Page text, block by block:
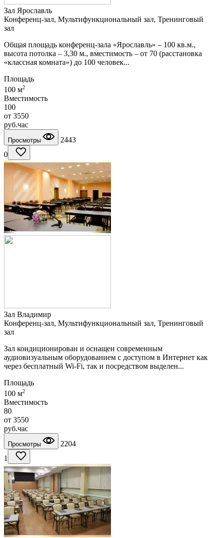
Зал Ярославль
Конференц-зал, Мультифункциональный зал, Тренинговый
зал
Общая площадь конференц-зала «Ярославль» – 100 кв.м.,
высота потолка – 3,30 м., вместимость – от 70 (расстановка
«классная комната») до 100 человек...
Площадь
100 м2
Вместимость
100
от 3550
руб.час
Просмотры
2443
0
Зал Владимир
Конференц-зал, Мультифункциональный зал, Тренинговый
зал
Зал кондиционирован и оснащен современным
аудиовизуальным оборудованием с доступом в Интернет как
через бесплатный Wi-Fi, так и посредством выделен...
Площадь
100 м2
Вместимость
80
от 3550
руб.час
Просмотры
2204
1